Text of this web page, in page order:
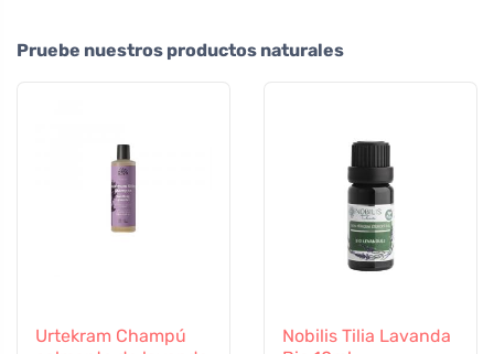
Pruebe nuestros productos naturales
Urtekram Champú
Nobilis Tilia Lavanda